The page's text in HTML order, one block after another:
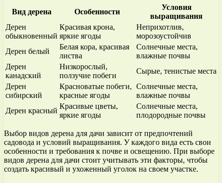
Вид дерена Особенности
Условия
выращивания
Дерен
обыкновенный
Красивая крона,
яркие ягоды
Неприхотлив,
морозоустойчив
Дерен белый
Белая кора, красивая
листва
Солнечные места,
влажные почвы
Дерен
канадский
Низкорослый,
ползучие побеги
Сырые, тенистые места
Дерен
сибирский
Красноватые побеги,
красные ягоды
Солнечные места,
влажные почвы
Дерен красный
Красивые цветы,
яркие ягоды
Солнечные места,
плодородные почвы
Выбор видов дерена для дачи зависит от предпочтений
садовода и условий выращивания. У каждого вида есть свои
особенности и требования к почве и освещению. При выборе
видов дерена для дачи стоит учитывать эти факторы, чтобы
создать красивый и ухоженный уголок на своем участке.